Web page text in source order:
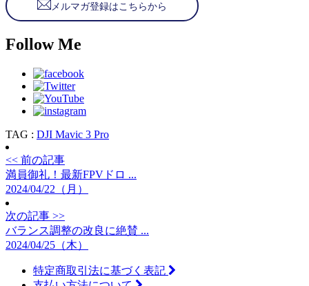
メルマガ登録はこちらから
Follow Me
TAG : DJI Mavic 3 Pro
<< 前の記事
満員御礼！最新FPVドロ ...
2024/04/22（月）
次の記事 >>
バランス調整の改良に絶賛 ...
2024/04/25（木）
特定商取引法に基づく表記